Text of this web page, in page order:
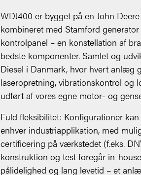
WDJ400 er bygget på en John Deere
kombineret med Stamford
kontrolpanel – en konstellation af
bedste komponenter. Samlet og
Diesel i Danmark, hvor hvert anlæg
laseropretning, vibrationskontrol og
udført af vores egne motor- og
Fuld fleksibilitet: Konfigurationer kan
enhver industriapplikation, med
certificering på værkstedet (f.eks.
konstruktion og test foregår in-
pålidelighed og lang levetid – et